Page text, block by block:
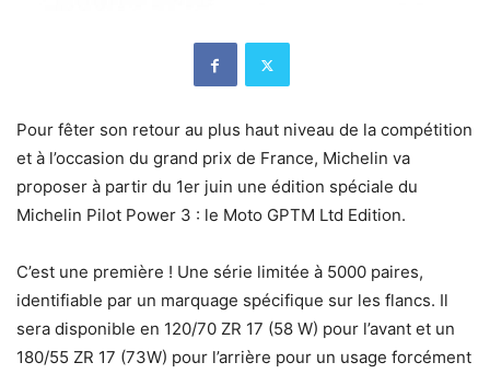
Pour fêter son retour au plus haut niveau de la compétition
et à l’occasion du grand prix de France, Michelin va
proposer à partir du 1er juin une édition spéciale du
Michelin Pilot Power 3 : le Moto GPTM Ltd Edition.
C’est une première ! Une série limitée à 5000 paires,
identifiable par un marquage spécifique sur les flancs. Il
sera disponible en 120/70 ZR 17 (58 W) pour l’avant et un
180/55 ZR 17 (73W) pour l’arrière pour un usage forcément